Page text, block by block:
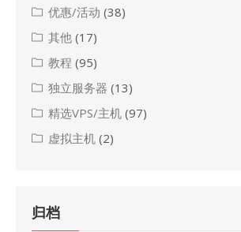
优惠/活动 (38)
其他 (17)
教程 (95)
独立服务器 (13)
精选VPS/主机 (97)
虚拟主机 (2)
归档